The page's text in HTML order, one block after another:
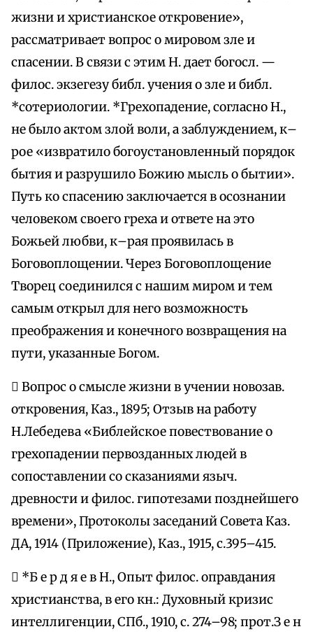
жизни и христианское откровение»,
рассматривает вопрос о мировом зле и
спасении. В связи с этим Н. дает богосл. —
филос. экзегезу библ. учения о зле и библ.
*сотериологии. *Грехопадение, согласно Н.,
не было актом злой воли, а заблуждением, к–
рое «извратило богоустановленный порядок
бытия и разрушило Божию мысль о бытии».
Путь ко спасению заключается в осознании
человеком своего греха и ответе на это
Божьей любви, к–рая проявилась в
Боговоплощении. Через Боговоплощение
Творец соединился с нашим миром и тем
самым открыл для него возможность
преображения и конечного возвращения на
пути, указанные Богом.
 Вопрос о смысле жизни в учении новозав.
откровения, Каз., 1895; Отзыв на работу
Н.Лебедева «Библейское повествование о
грехопадении первозданных людей в
сопоставлении со сказаниями языч.
древности и филос. гипотезами позднейшего
времени», Протоколы заседаний Совета Каз.
ДА, 1914 (Приложение), Каз., 1915, с.395–415.
 *Б е р д я е в Н., Опыт филос. оправдания
христианства, в его кн.: Духовный кризис
интеллигенции, СПб., 1910, с. 274–98; прот.З е н